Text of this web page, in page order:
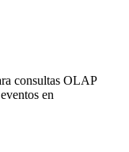
consultas OLAP
en